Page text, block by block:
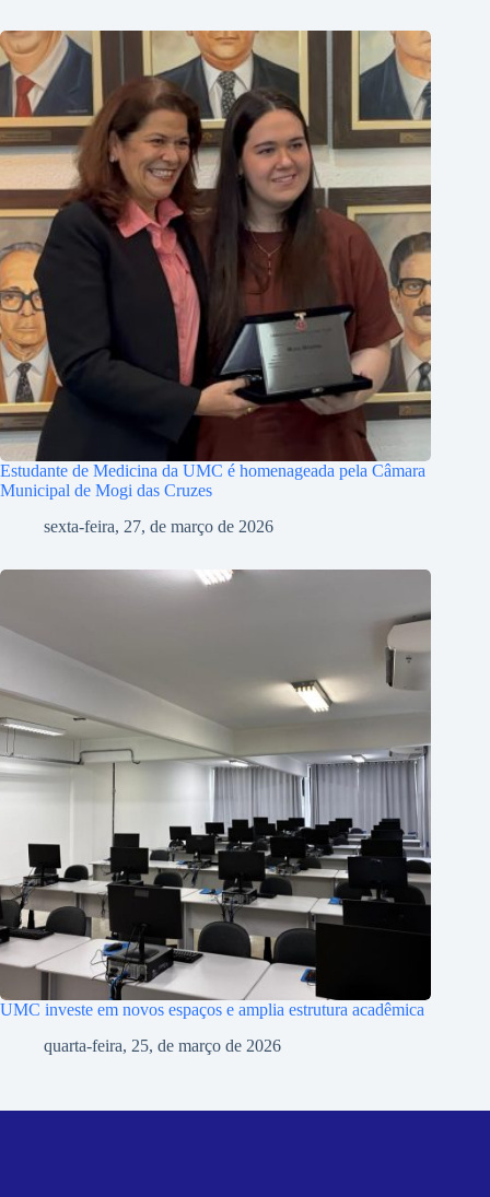
Estudante de Medicina da UMC é homenageada pela Câmara
Municipal de Mogi das Cruzes
sexta-feira, 27, de março de 2026
UMC investe em novos espaços e amplia estrutura acadêmica
quarta-feira, 25, de março de 2026